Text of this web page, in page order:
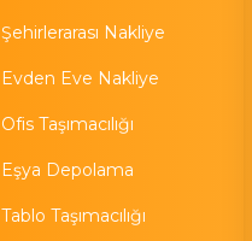
Şehirlerarası Nakliye
Evden Eve Nakliye
Ofis Taşımacılığı
Eşya Depolama
Tablo Taşımacılığı